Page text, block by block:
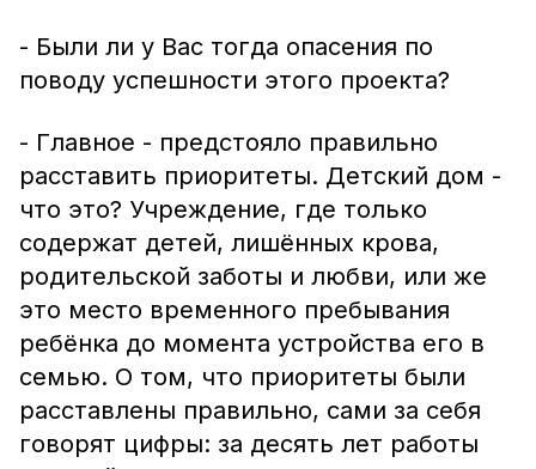
- Были ли у Вас тогда опасения по
поводу успешности этого проекта?
- Главное - предстояло правильно
расставить приоритеты. Детский дом -
что это? Учреждение, где только
содержат детей, лишённых крова,
родительской заботы и любви, или же
это место временного пребывания
ребёнка до момента устройства его в
семью. О том, что приоритеты были
расставлены правильно, сами за себя
говорят цифры: за десять лет работы